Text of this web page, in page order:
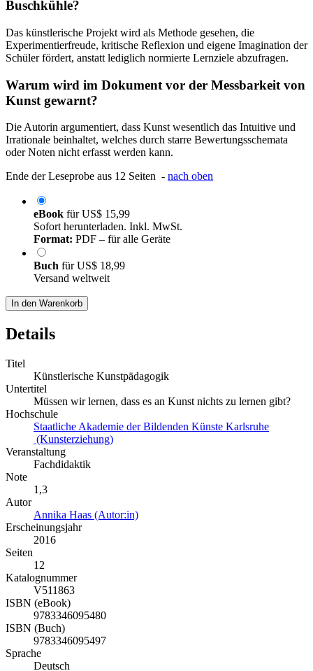
Buschkühle?
Das künstlerische Projekt wird als Methode gesehen, die
Experimentierfreude, kritische Reflexion und eigene Imagination der
Schüler fördert, anstatt lediglich normierte Lernziele abzufragen.
Warum wird im Dokument vor der Messbarkeit von
Kunst gewarnt?
Die Autorin argumentiert, dass Kunst wesentlich das Intuitive und
Irrationale beinhaltet, welches durch starre Bewertungsschemata
oder Noten nicht erfasst werden kann.
Ende der Leseprobe aus 12 Seiten - nach oben
eBook fürUS$ 15,99
Sofort herunterladen. Inkl. MwSt.
Format: PDF – für alle Geräte
Buch fürUS$ 18,99
Versand weltweit
In den Warenkorb
Details
Titel
Künstlerische Kunstpädagogik
Untertitel
Müssen wir lernen, dass es an Kunst nichts zu lernen gibt?
Hochschule
Staatliche Akademie der Bildenden Künste Karlsruhe
(Kunsterziehung)
Veranstaltung
Fachdidaktik
Note
1,3
Autor
Annika Haas (Autor:in)
Erscheinungsjahr
2016
Seiten
12
Katalognummer
V511863
ISBN (eBook)
9783346095480
ISBN (Buch)
9783346095497
Sprache
Deutsch